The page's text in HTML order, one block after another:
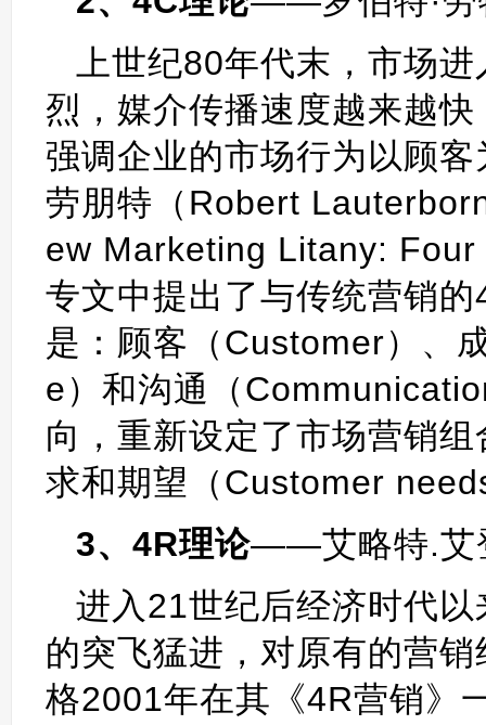
上世纪80年代末，市场
烈，媒介传播速度越来越
强调企业的市场行为以顾
劳朋特（Robert
ew Marketing Litany:
专文中提出了与传统营销
是：顾客（Customer）、
e）和沟通（
向，重新设定了市场营销
求和期望（Customer
3、4R理论——艾略特.艾
进入21世纪后经济时代
的突飞猛进，对原有的营
格2001年在其《4R营销》